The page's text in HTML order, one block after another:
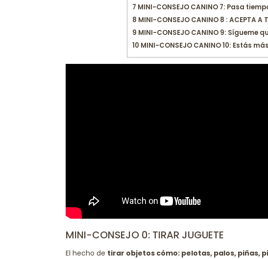
7 MINI-CONSEJO CANINO 7: Pasa
8 MINI-CONSEJO CANINO 8 : ACEPTA A
9 MINI-CONSEJO CANINO 9: Sígueme
10 MINI-CONSEJO CANINO 10: Estás
MINI-CONSEJO 0: TIRAR JUGUETE
El hecho de tirar objetos cómo: pelotas, palos, piñas,